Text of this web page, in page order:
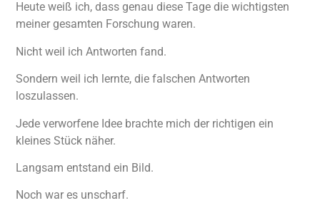
Heute weiß ich, dass genau diese Tage die wichtigsten
meiner gesamten Forschung waren.
Nicht weil ich Antworten fand.
Sondern weil ich lernte, die falschen Antworten
loszulassen.
Jede verworfene Idee brachte mich der richtigen ein
kleines Stück näher.
Langsam entstand ein Bild.
Noch war es unscharf.